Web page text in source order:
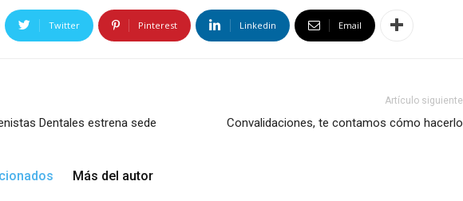
Twitter Pinterest Linkedin Email
Dentales estrena sede
Artículo siguiente
Convalidaciones, te contamos cómo hacerlo
Más del autor